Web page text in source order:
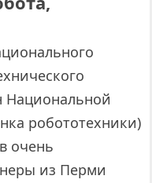
Национальной
робототехники)
очень
из Перми